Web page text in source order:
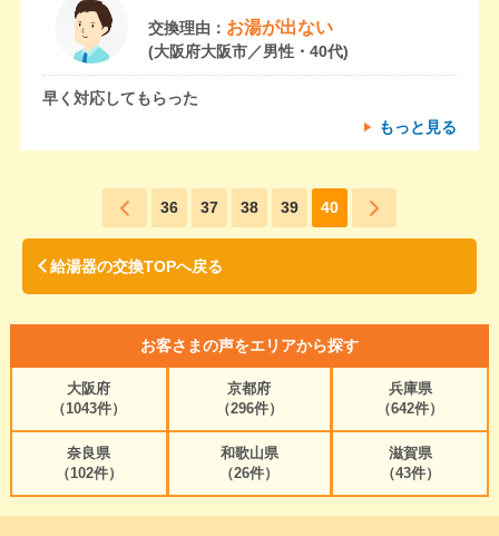
交換理由： お湯が出ない
(大阪府大阪市／男性・40代)
早く対応してもらった
もっと見る
36 37 38 39 40
給湯器の交換TOPへ戻る
お客さまの声をエリアから探す
大阪府
（1043件）
京都府
（296件）
兵庫県
（642件）
奈良県
（102件）
和歌山県
（26件）
滋賀県
（43件）